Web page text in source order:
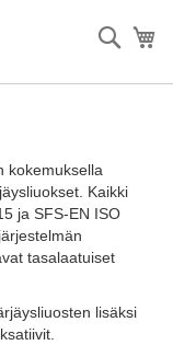
Haku
kokemuksella
Kaikki
ja SFS-EN ISO
tasalaatuiset
lisäksi